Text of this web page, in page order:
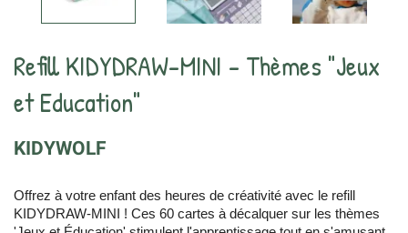
Refill KIDYDRAW-MINI - Thèmes "Jeux
et Education"
KIDYWOLF
Offrez à votre enfant des heures de créativité avec le refill
KIDYDRAW-MINI ! Ces 60 cartes à décalquer sur les thèmes